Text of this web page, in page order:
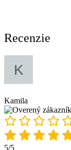
Recenzie
Kamila
5/5